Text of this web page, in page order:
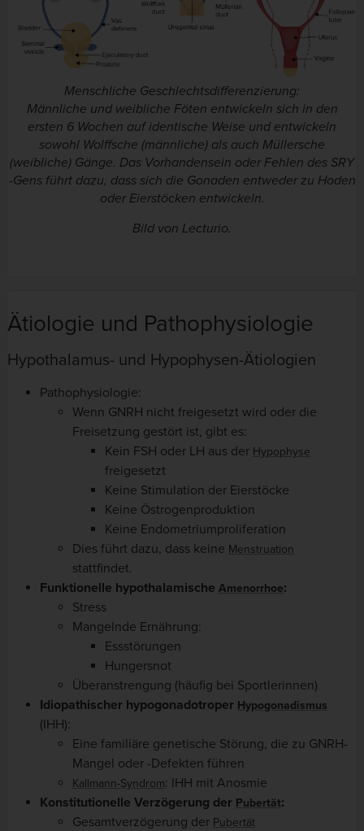
Menschliche Geschlechtsdifferenzierung:
Männliche und weibliche Föten entwickeln sich in den
ersten 6 Wochen auf identische Weise und entwickeln
sowohl Wolffsche (männliche) als auch Müllersche
(weibliche) Gänge. Das Vorhandensein oder Fehlen des SRY
-Gens führt dazu, dass sich die Gonaden entweder zu Hoden
oder Eierstöcken entwickeln.
Bild von Lecturio.
Ätiologie und Pathophysiologie
Hypothalamus- und Hypophysen-Ätiologien
Pathophysiologie:
Wenn GNRH nicht freigesetzt wird oder die
Freisetzung gestört ist, gibt es:
Kein FSH oder LH aus der Hypophyse
freigesetzt
Keine Stimulation der Eierstöcke
Keine Östrogenproduktion
Keine Endometriumproliferation
Dies führt dazu, dass keine Menstruation
stattfindet.
Funktionelle hypothalamische Amenorrhoe:
Stress
Mangelnde Ernährung:
Essstörungen
Hungersnot
Überanstrengung (häufig bei Sportlerinnen)
Idiopathischer hypogonadotroper Hypogonadismus
(IHH):
Eine familiäre genetische Störung, die zu GNRH-
Mangel oder -Defekten führen
Kallmann-Syndrom: IHH mit Anosmie
Konstitutionelle Verzögerung der Pubertät:
Gesamtverzögerung der Pubertät